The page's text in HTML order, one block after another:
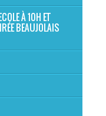
À 10H ET
BEAUJOLAIS